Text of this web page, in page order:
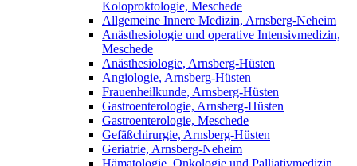
Koloproktologie, Meschede
Allgemeine Innere Medizin, Arnsberg-Neheim
Anästhesiologie und operative Intensivmedizin,
Meschede
Anästhesiologie, Arnsberg-Hüsten
Angiologie, Arnsberg-Hüsten
Frauenheilkunde, Arnsberg-Hüsten
Gastroenterologie, Arnsberg-Hüsten
Gastroenterologie, Meschede
Gefäßchirurgie, Arnsberg-Hüsten
Geriatrie, Arnsberg-Neheim
Hämatologie, Onkologie und Palliativmedizin,